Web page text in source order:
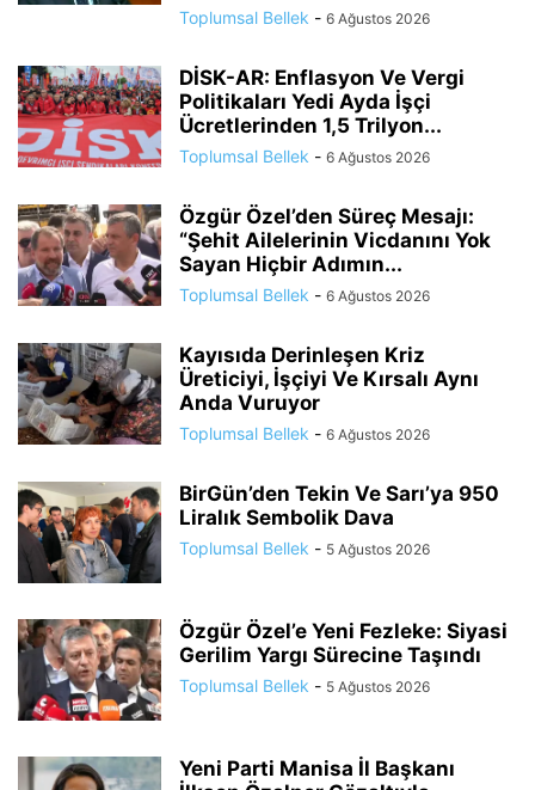
Toplumsal Bellek - 6 Ağustos 2026
DİSK-AR: Enflasyon Ve Vergi
Politikaları Yedi Ayda İşçi
Ücretlerinden 1,5 Trilyon...
Toplumsal Bellek - 6 Ağustos 2026
Özgür Özel’den Süreç Mesajı:
“Şehit Ailelerinin Vicdanını Yok
Sayan Hiçbir Adımın...
Toplumsal Bellek - 6 Ağustos 2026
Kayısıda Derinleşen Kriz
Üreticiyi, İşçiyi Ve Kırsalı Aynı
Anda Vuruyor
Toplumsal Bellek - 6 Ağustos 2026
BirGün’den Tekin Ve Sarı’ya 950
Liralık Sembolik Dava
Toplumsal Bellek - 5 Ağustos 2026
Özgür Özel’e Yeni Fezleke: Siyasi
Gerilim Yargı Sürecine Taşındı
Toplumsal Bellek - 5 Ağustos 2026
Yeni Parti Manisa İl Başkanı